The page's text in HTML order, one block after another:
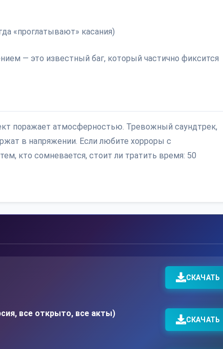
«проглатывают» касания)
— это известный баг, который частично фиксится
поражает атмосферностью. Тревожный саундтрек,
в напряжении. Если любите хорроры с
кто сомневается, стоит ли тратить время: 50
СКАЧАТЬ
все открыто, все акты)
СКАЧАТЬ